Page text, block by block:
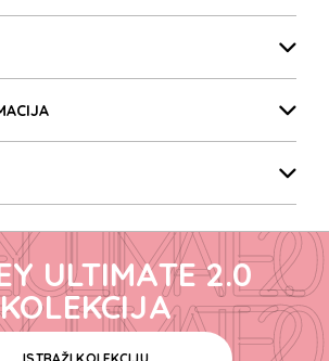
ULTIMATE 2.0
ULTIMATE 2.0
2.0
ULTIMATE 2.0
KOLEKCIJA